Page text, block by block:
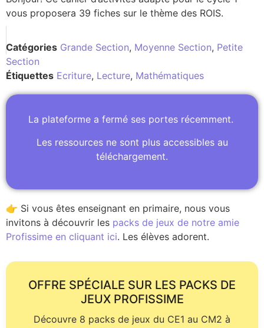
vous proposera 39 fiches sur le thème des ROIS.
Catégories Grande Section, Moyenne Section, Petite
Section
Étiquettes Ecriture, Lecture, Mathématiques
La plateforme a fermé ses portes récemment.
Les ressources ne sont plus accessibles au
téléchargement.
👉 Si vous êtes enseignant en primaire, nous vous
invitons à découvrir les packs de jeux de notre amie
Profissime en cliquant ici. Les élèves adorent.
OFFRE SPÉCIALE SUR LES PACKS DE
JEUX PROFISSIME
Découvre 8 packs de jeux du CE1 au CM2 à